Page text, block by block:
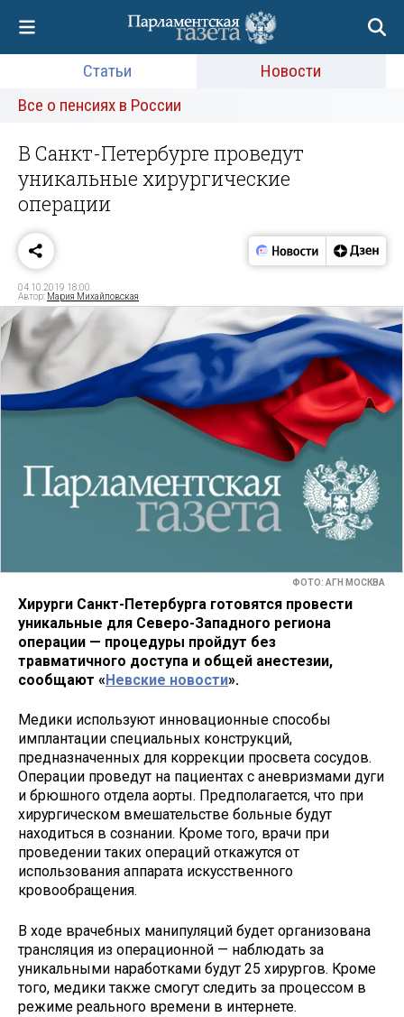
Статьи
Новости
Все о пенсиях в России
В Санкт-Петербурге проведут
уникальные хирургические
операции
04.10.2019 18:00
Автор: Мария Михайловская
ФОТО: АГН МОСКВА
Хирурги Санкт-Петербурга готовятся провести
уникальные для Северо-Западного региона
операции — процедуры пройдут без
травматичного доступа и общей анестезии,
сообщают «Невские новости».
Медики используют инновационные способы
имплантации специальных конструкций,
предназначенных для коррекции просвета сосудов.
Операции проведут на пациентах с аневризмами дуги
и брюшного отдела аорты. Предполагается, что при
хирургическом вмешательстве больные будут
находиться в сознании. Кроме того, врачи при
проведении таких операций откажутся от
использования аппарата искусственного
кровообращения.
В ходе врачебных манипуляций будет организована
трансляция из операционной — наблюдать за
уникальными наработками будут 25 хирургов. Кроме
того, медики также смогут следить за процессом в
режиме реального времени в интернете.